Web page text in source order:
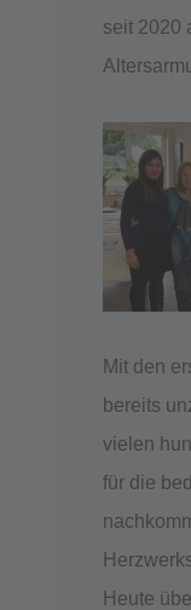
seit 2020
Mit den
bereits
vielen
für die
Heute